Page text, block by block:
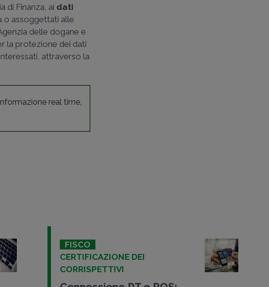
di Finanza, ai dati
o assoggettati alle
delle dogane e
la protezione dei dati
attraverso la
real time,
FISCO
CERTIFICAZIONE DEI
CORRISPETTIVI